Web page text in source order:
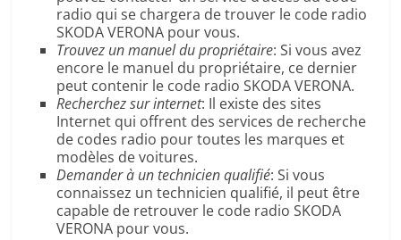
radio qui se chargera de trouver le code radio
SKODA VERONA pour vous.
Trouvez un manuel du propriétaire: Si vous avez
encore le manuel du propriétaire, ce dernier
peut contenir le code radio SKODA VERONA.
Recherchez sur internet: Il existe des sites
Internet qui offrent des services de recherche
de codes radio pour toutes les marques et
modèles de voitures.
Demander à un technicien qualifié: Si vous
connaissez un technicien qualifié, il peut être
capable de retrouver le code radio SKODA
VERONA pour vous.